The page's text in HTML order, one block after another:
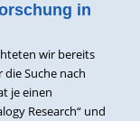
in
wir bereits
die Suche nach
je einen
Research“ und